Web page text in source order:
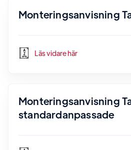
Monteringsanvisning
Läs vidare här
Monteringsanvisning
standardanpassade